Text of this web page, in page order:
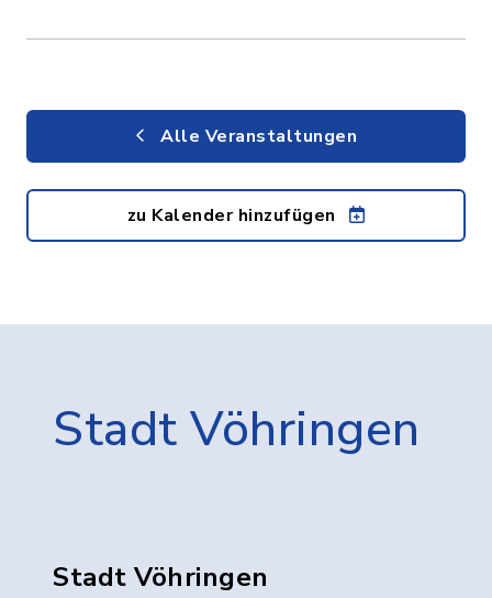
Alle Veranstaltungen
zu Kalender hinzufügen
Stadt Vöhringen
Stadt Vöhringen